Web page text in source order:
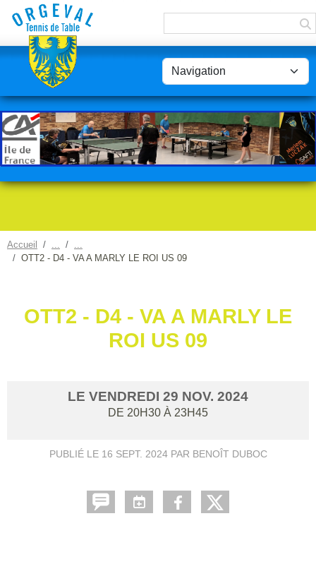
Accueil
OTT2 - D4 - VA A MARLY LE ROI US 09
OTT2 - D4 - VA A MARLY LE
ROI US 09
LE VENDREDI 29 NOV. 2024
DE 20H30 À 23H45
PUBLIÉ LE 16 SEPT. 2024PAR BENOÎT DUBOC
Panneau de gestion des cookies